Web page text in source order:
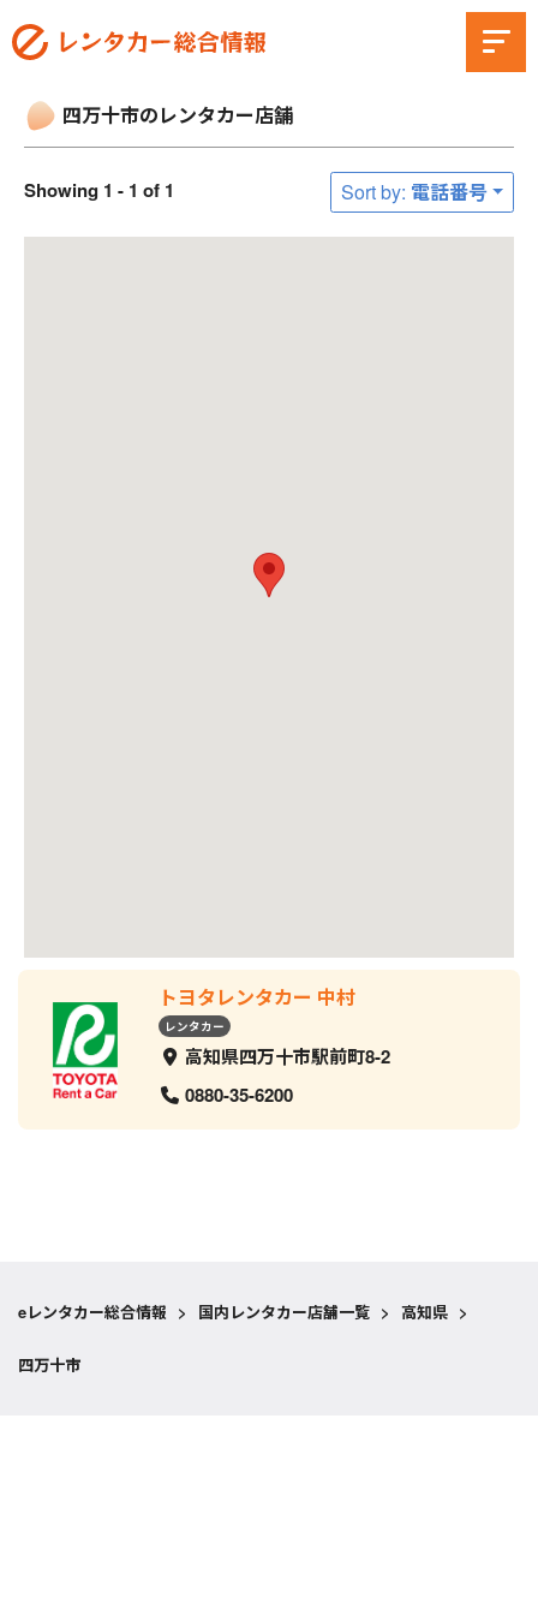
四万十市のレンタカー店舗
Showing 1 - 1 of 1 Sort by: 電話番号
トヨタレンタカー 中村
レンタカー
高知県四万十市駅前町8-2
0880-35-6200
eレンタカー総合情報 > 国内レンタカー店舗一覧 > 高知県 >
四万十市